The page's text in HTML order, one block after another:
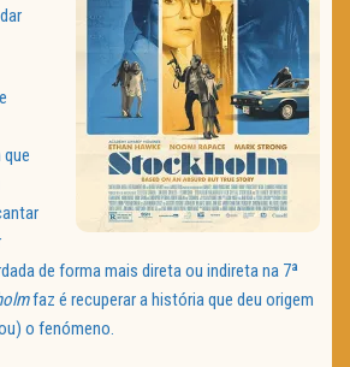
de forma mais direta ou indireta na 7ª
faz é recuperar a história que deu origem
o fenómeno.